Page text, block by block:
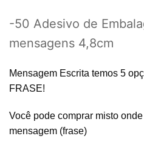
-50 Adesivo de
mensagens 4,8cm
Mensagem Escrita temos 5
FRASE!
Você pode comprar misto
mensagem (frase)